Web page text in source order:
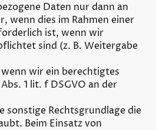
Daten nur dann an
wenn dies im Rahmen einer
ist, wenn wir
sind (z. B. Weitergabe
wir ein berechtigtes
1 lit. f DSGVO an der
sonstige Rechtsgrundlage die
Beim Einsatz von